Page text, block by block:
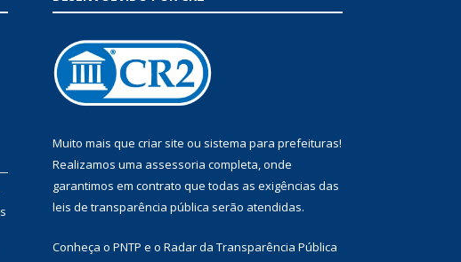
Muito mais que criar site ou sistema para prefeituras!
Realizamos uma assessoria completa, onde
garantimos em contrato que todas as exigências das
leis de transparência pública serão atendidas.
Conheça o PNTP e o Radar da Transparência Pública